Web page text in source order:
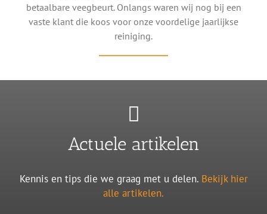
betaalbare veegbeurt. Onlangs waren wij nog bij een
vaste klant die koos voor onze voordelige jaarlijkse
reiniging.
Actuele artikelen
Kennis en tips die we graag met u delen. Bekijk hier
alle artikelen.